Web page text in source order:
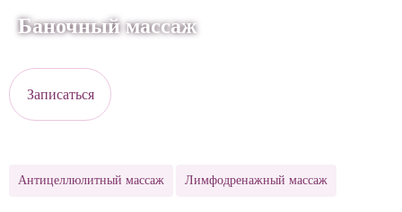
Баночный массаж
Записаться
Антицеллюлитный массаж Лимфодренажный массаж